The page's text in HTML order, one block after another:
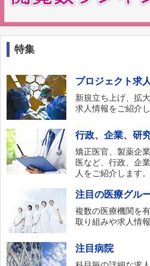
特集
プロジェクト求人
新規立ち上げ、拡
求人情報をご紹介し
行政、企業、研
矯正医官、製薬企
医など、行政、企
人をご紹介します。
注目の医療グル
複数の医療機関を
取り組みや求人情
注目病院